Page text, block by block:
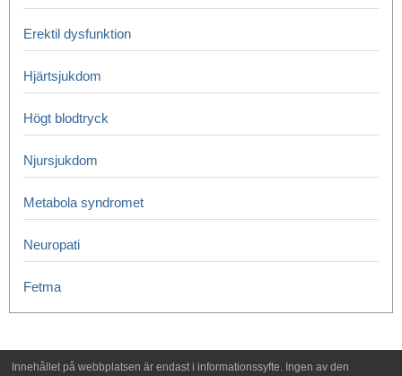
Erektil dysfunktion
Hjärtsjukdom
Högt blodtryck
Njursjukdom
Metabola syndromet
Neuropati
Fetma
Innehållet på webbplatsen är endast i informationssyfte. Ingen av den